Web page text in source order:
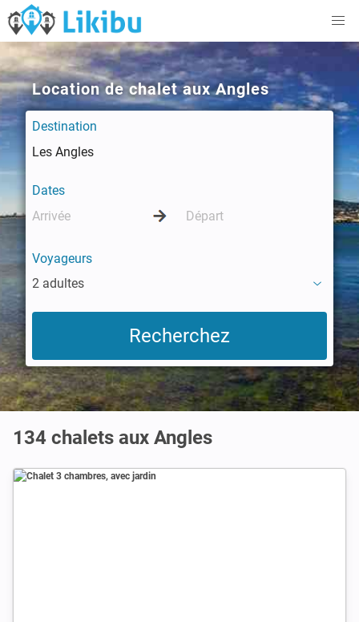
Location de chalet aux Angles
Destination
Dates
Voyageurs
2 adultes
134 chalets aux Angles